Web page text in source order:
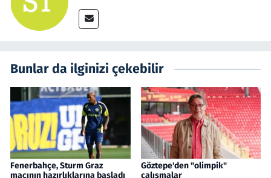
Bunlar da ilginizi çekebilir
Fenerbahçe, Sturm Graz
maçının hazırlıklarına başladı
Göztepe'den "olimpik"
çalışmalar